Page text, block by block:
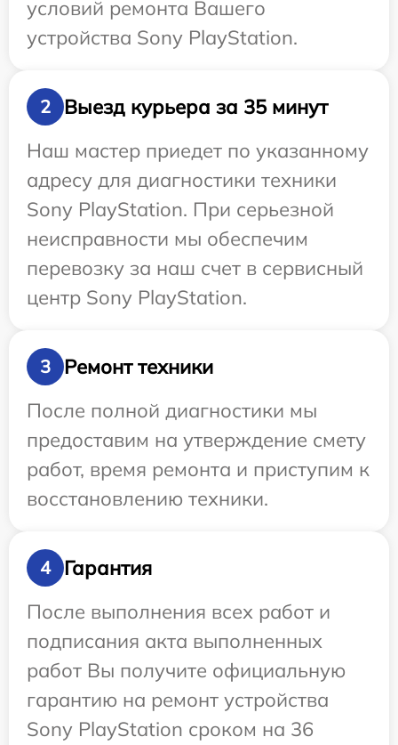
условий ремонта Вашего
устройства Sony PlayStation.
2
Выезд курьера за 35 минут
Наш мастер приедет по указанному
адресу для диагностики техники
Sony PlayStation. При серьезной
неисправности мы обеспечим
перевозку за наш счет в сервисный
центр Sony PlayStation.
3
Ремонт техники
После полной диагностики мы
предоставим на утверждение смету
работ, время ремонта и приступим к
восстановлению техники.
4
Гарантия
После выполнения всех работ и
подписания акта выполненных
работ Вы получите официальную
гарантию на ремонт устройства
Sony PlayStation сроком на 36